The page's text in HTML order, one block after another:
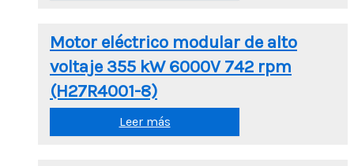
Motor eléctrico modular de alto
voltaje 355 kW 6000V 742 rpm
(H27R4001-8)
Leer más